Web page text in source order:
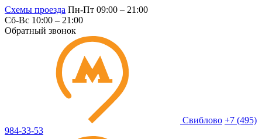
Схемы проезда Пн-Пт 09:00 – 21:00
Сб-Вс 10:00 – 21:00
Обратный звонок
Свиблово +7 (495)
984-33-53